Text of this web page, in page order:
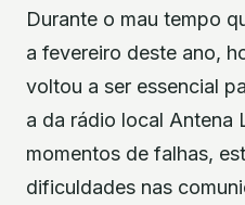
Durante o mau tempo
a fevereiro deste ano,
voltou a ser essencial
a da rádio local Antena
momentos de falhas,
dificuldades nas